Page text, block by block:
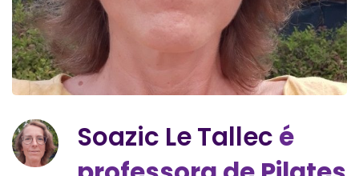
Soazic Le Tallec é